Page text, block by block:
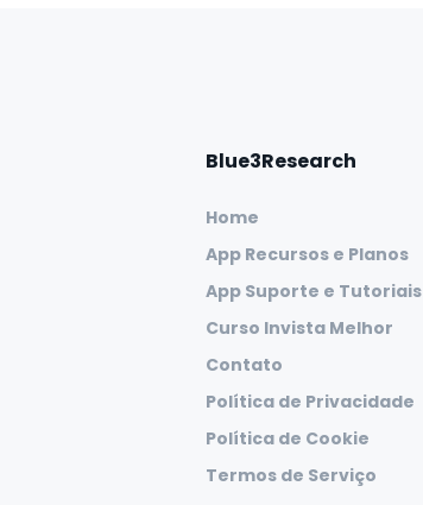
Blue3Research
Home
App Recursos e Planos
App Suporte e Tutoriais
Curso Invista Melhor
Contato
Política de Privacidade
Política de Cookie
Termos de Serviço